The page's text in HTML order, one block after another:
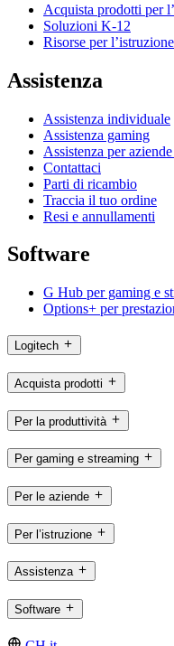
Acquista prodotti per
Soluzioni K-12
Risorse per l’istruzione
Assistenza
Assistenza individuale
Assistenza gaming
Assistenza per
Contattaci
Parti di ricambio
Traccia il tuo ordine
Resi e annullamenti
Software
G Hub per gaming e
Options+ per
Logitech
Acquista prodotti
Per la produttività
Per gaming e streaming
Per le aziende
Per l’istruzione
Assistenza
Software